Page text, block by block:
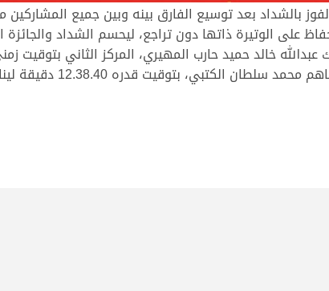
بالشداد بعد توسيع الفارق بينه وبين جميع